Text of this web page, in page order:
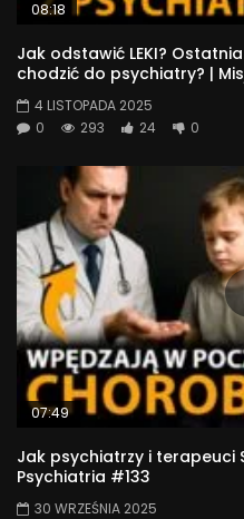
3 685
08:18
Jak odstawić LEKI?
chodzić do psychiatry? |
4 LISTOPADA 2025
0
293 24 0
07:49
Jak psychiatrzy i terapeuci
Psychiatria #133
30 WRZEŚNIA 2025